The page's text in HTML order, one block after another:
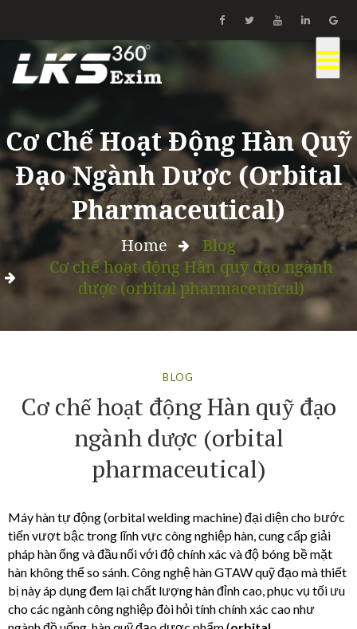
Cơ Chế Hoạt Động Hàn Quỹ
Đạo Ngành Dược (orbital
Pharmaceutical)
Home
Blog
Cơ chế hoạt động Hàn quỹ đạo ngành
dược (orbital pharmaceutical)
BLOG
Cơ chế hoạt động Hàn quỹ đạo
ngành dược (orbital
pharmaceutical)
Máy hàn tự động (orbital welding machine) đại diện cho bước
tiến vượt bậc trong lĩnh vực công nghiệp hàn, cung cấp giải
pháp hàn ống và đầu nối với độ chính xác và độ bóng bề mặt
hàn không thể so sánh. Công nghệ hàn GTAW quỹ đạo mà thiết
bị này áp dụng đem lại chất lượng hàn đỉnh cao, phục vụ tối ưu
cho các ngành công nghiệp đòi hỏi tính chính xác cao như